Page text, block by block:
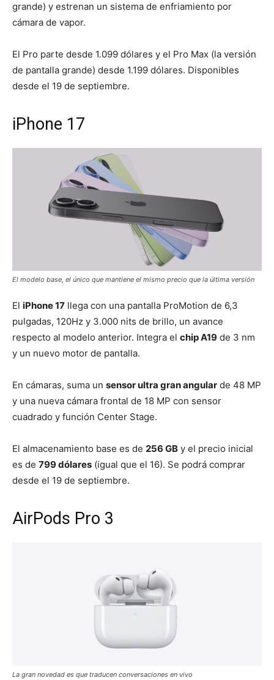
grande) y estrenan un sistema de enfriamiento por
cámara de vapor.
El Pro parte desde 1.099 dólares y el Pro Max (la versión
de pantalla grande) desde 1.199 dólares. Disponibles
desde el 19 de septiembre.
iPhone 17
El modelo base, el único que mantiene el mismo precio que la última versión
El iPhone 17 llega con una pantalla ProMotion de 6,3
pulgadas, 120Hz y 3.000 nits de brillo, un avance
respecto al modelo anterior. Integra el chip A19 de 3 nm
y un nuevo motor de pantalla.
En cámaras, suma un sensor ultra gran angular de 48 MP
y una nueva cámara frontal de 18 MP con sensor
cuadrado y función Center Stage.
El almacenamiento base es de 256 GB y el precio inicial
es de 799 dólares (igual que el 16). Se podrá comprar
desde el 19 de septiembre.
AirPods Pro 3
La gran novedad es que traducen conversaciones en vivo